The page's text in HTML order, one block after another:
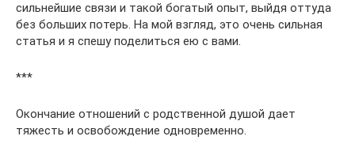
сильнейшие связи и такой богатый опыт, выйдя оттуда
без больших потерь. На мой взгляд, это очень сильная
статья и я спешу поделиться ею с вами.
***
Окончание отношений с родственной душой дает
тяжесть и освобождение одновременно.